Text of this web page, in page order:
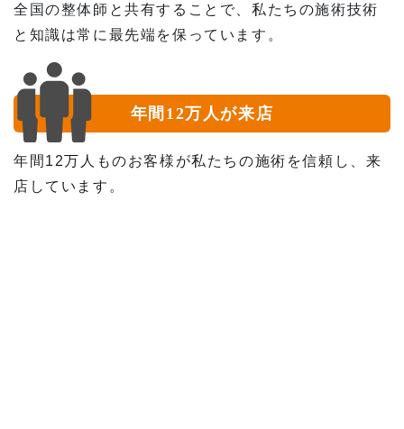
全国の整体師と共有することで、私たちの施術技術
と知識は常に最先端を保っています。
年間12万人が来店
年間12万人ものお客様が私たちの施術を信頼し、来
店しています。